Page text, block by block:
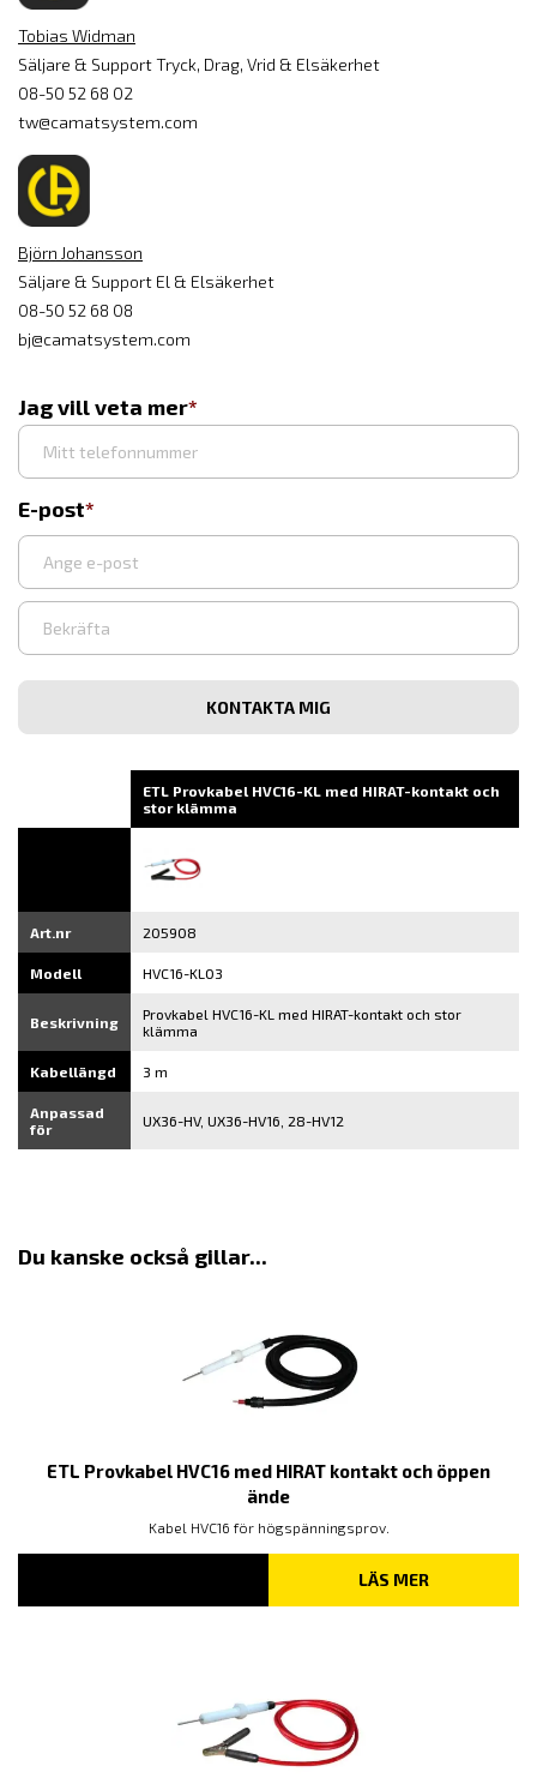
Tobias Widman
Säljare & Support Tryck, Drag, Vrid & Elsäkerhet
08-50 52 68 02
tw@camatsystem.com
Björn Johansson
Säljare & Support El & Elsäkerhet
08-50 52 68 08
bj@camatsystem.com
Jag vill veta mer
E-post
Ange
e-
Bekräfta
post
ETL Provkabel HVC16-KL med HIRAT-kontakt och
stor klämma
Art.nr 205908
Modell HVC16-KL03
Beskrivning
Provkabel HVC16-KL med HIRAT-kontakt och stor
klämma
Kabellängd 3 m
Anpassad
för
UX36-HV, UX36-HV16, 28-HV12
Du kanske också gillar...
ETL Provkabel HVC16 med HIRAT kontakt och öppen
ände
Kabel HVC16 för högspänningsprov.
LÄS MER